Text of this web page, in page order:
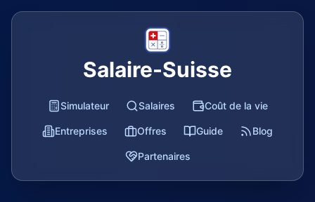
Salaire-Suisse
Simulateur Salaires Coût de la vie
Entreprises Offres Guide Blog
Partenaires